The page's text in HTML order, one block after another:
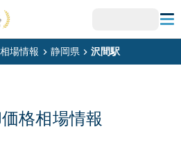
場情報 静岡県 沢間駅
格相場情報